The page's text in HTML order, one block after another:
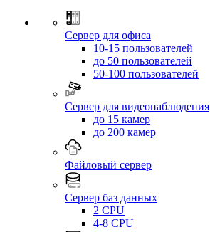
Сервер для офиса
10-15 пользователей
до 50 пользователей
50-100 пользователей
Сервер для видеонаблюдения
до 15 камер
до 200 камер
Файловый сервер
Сервер баз данных
2 CPU
4-8 CPU